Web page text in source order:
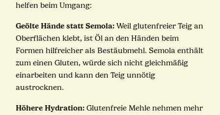
helfen beim Umgang:
Geölte Hände statt Semola: Weil glutenfreier Teig an
Oberflächen klebt, ist Öl an den Händen beim
Formen hilfreicher als Bestäubmehl. Semola enthält
zum einen Gluten, würde sich nicht gleichmäßig
einarbeiten und kann den Teig unnötig
austrocknen.
Höhere Hydration: Glutenfreie Mehle nehmen mehr